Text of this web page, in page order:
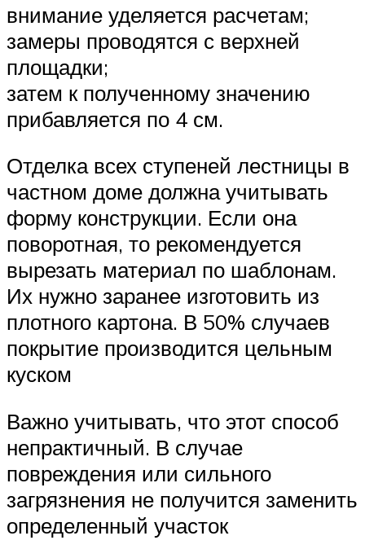
внимание уделяется расчетам;
замеры проводятся с верхней
площадки;
затем к полученному значению
прибавляется по 4 см.
Отделка всех ступеней лестницы в
частном доме должна учитывать
форму конструкции. Если она
поворотная, то рекомендуется
вырезать материал по шаблонам.
Их нужно заранее изготовить из
плотного картона. В 50% случаев
покрытие производится цельным
куском
Важно учитывать, что этот способ
непрактичный. В случае
повреждения или сильного
загрязнения не получится заменить
определенный участок